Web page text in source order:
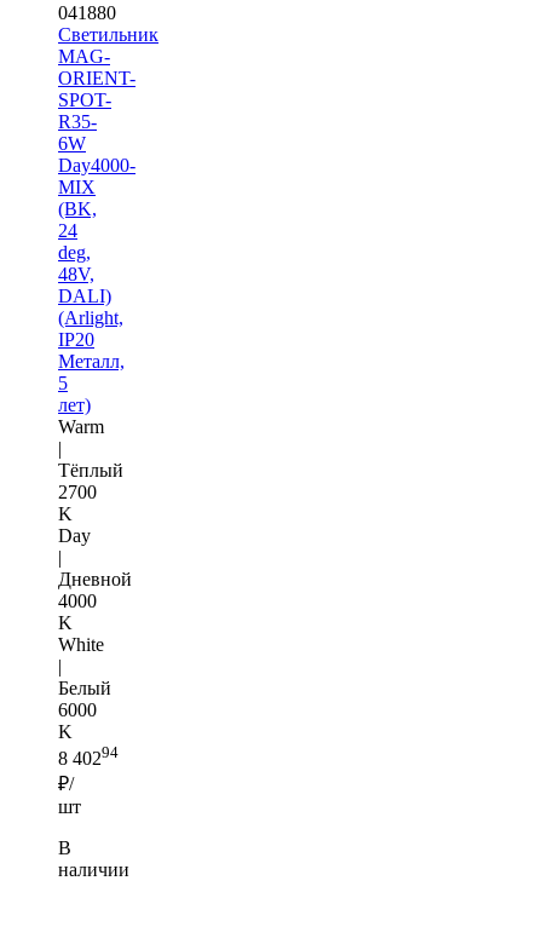
041880
Светильник
MAG-
ORIENT-
SPOT-
R35-
6W
Day4000-
MIX
(BK,
24
deg,
48V,
DALI)
(Arlight,
IP20
Металл,
5
лет)
Warm
|
Тёплый
2700
K
Day
|
Дневной
4000
K
White
|
Белый
6000
K
8 40294
₽/
шт
В
наличии